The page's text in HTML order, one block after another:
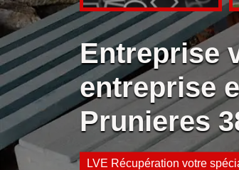
Entreprise
entreprise
Prunieres
LVE Récupération votre